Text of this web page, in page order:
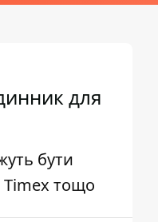
для
бути
Timex тощо